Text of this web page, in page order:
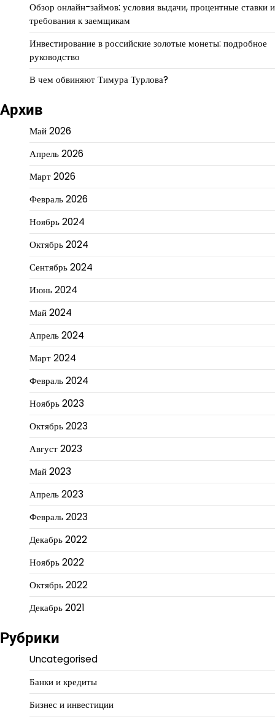
Обзор онлайн-займов: условия выдачи, процентные ставки и
требования к заемщикам
Инвестирование в российские золотые монеты: подробное
руководство
В чем обвиняют Тимура Турлова?
Архив
Май 2026
Апрель 2026
Март 2026
Февраль 2026
Ноябрь 2024
Октябрь 2024
Сентябрь 2024
Июнь 2024
Май 2024
Апрель 2024
Март 2024
Февраль 2024
Ноябрь 2023
Октябрь 2023
Август 2023
Май 2023
Апрель 2023
Февраль 2023
Декабрь 2022
Ноябрь 2022
Октябрь 2022
Декабрь 2021
Рубрики
Uncategorised
Банки и кредиты
Бизнес и инвестиции